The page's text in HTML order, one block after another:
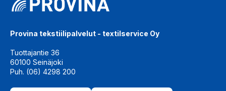
Provina tekstiilipalvelut - textilservice Oy
Tuottajantie 36
60100 Seinäjoki
Puh. (06) 4298 200